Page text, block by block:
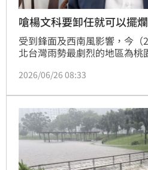
嗆楊文科要卸任就可以擺
受到鋒面及西南風影響，今（
北台灣雨勢最劇烈的地區為
課」，隨後才改為中午12點後
2026/06/26 08:33